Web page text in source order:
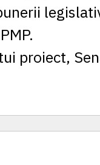
proiect,